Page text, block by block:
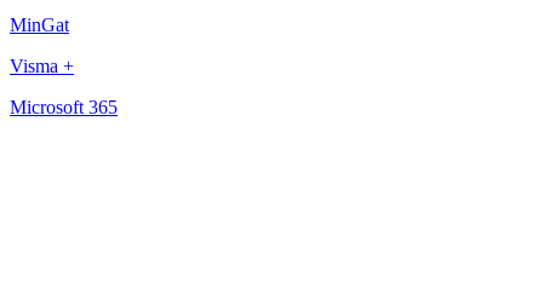
MinGat
Visma +
Microsoft 365